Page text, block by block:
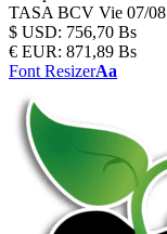
TASA BCV Vie 07/08
$ USD: 756,70 Bs
€ EUR: 871,89 Bs
Font ResizerAa